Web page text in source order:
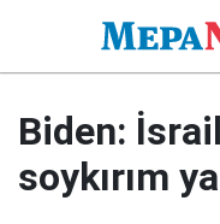
Biden:
soykırım